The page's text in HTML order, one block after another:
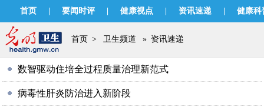
首页 要闻时评 健康视点 资讯速递 健康科
首页 > 卫生频道 » 资讯速递
数智驱动住培全过程质量治理新范式
病毒性肝炎防治进入新阶段